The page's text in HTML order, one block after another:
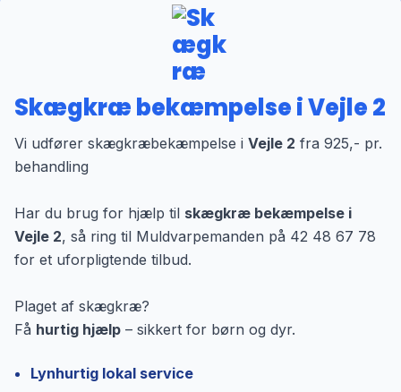
Skægkræ bekæmpelse i Vejle 2
Vi udfører skægkræbekæmpelse i Vejle 2 fra 925,- pr.
behandling
Har du brug for hjælp til skægkræ bekæmpelse i
Vejle 2, så ring til Muldvarpemanden på 42 48 67 78
for et uforpligtende tilbud.
Plaget af skægkræ?
Få hurtig hjælp – sikkert for børn og dyr.
Lynhurtig lokal service